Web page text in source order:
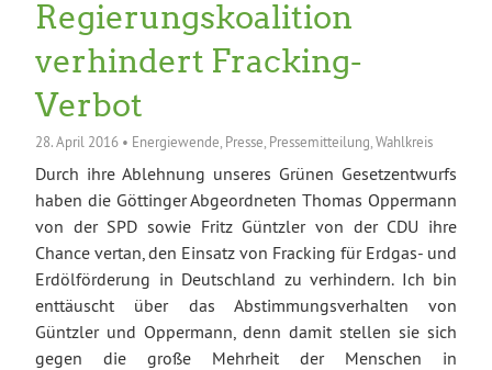
Regierungskoalition
verhindert Fracking-
Verbot
28. April 2016 • Energiewende, Presse, Pressemitteilung,Wahlkreis
Durch ihre Ablehnung unseres Grünen Gesetzentwurfs
haben die Göttinger Abgeordneten Thomas Oppermann
von der SPD sowie Fritz Güntzler von der CDU ihre
Chance vertan, den Einsatz von Fracking für Erdgas- und
Erdölförderung in Deutschland zu verhindern. Ich bin
enttäuscht über das Abstimmungsverhalten von
Güntzler und Oppermann, denn damit stellen sie sich
gegen die große Mehrheit der Menschen in